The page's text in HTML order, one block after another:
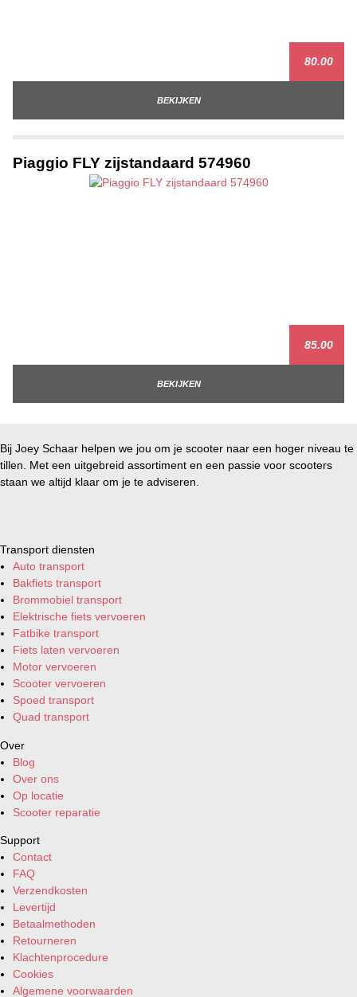
80.00
BEKIJKEN
Piaggio FLY zijstandaard 574960
85.00
BEKIJKEN
Bij Joey Schaar helpen we jou om je scooter naar een hoger niveau te
tillen. Met een uitgebreid assortiment en een passie voor scooters
staan we altijd klaar om je te adviseren.
Transport diensten
Auto transport
Bakfiets transport
Brommobiel transport
Elektrische fiets vervoeren
Fatbike transport
Fiets laten vervoeren
Motor vervoeren
Scooter vervoeren
Spoed transport
Quad transport
Over
Blog
Over ons
Op locatie
Scooter reparatie
Support
Contact
FAQ
Verzendkosten
Levertijd
Betaalmethoden
Retourneren
Klachtenprocedure
Cookies
Algemene voorwaarden